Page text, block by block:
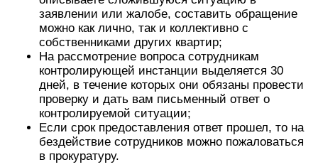
заявлении или жалобе, составить обращение
можно как лично, так и коллективно с
собственниками других квартир;
На рассмотрение вопроса сотрудникам
контролирующей инстанции выделяется 30
дней, в течение которых они обязаны провести
проверку и дать вам письменный ответ о
контролируемой ситуации;
Если срок предоставления ответ прошел, то на
бездействие сотрудников можно пожаловаться
в прокуратуру.